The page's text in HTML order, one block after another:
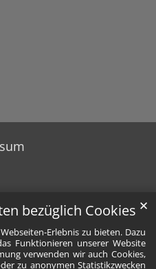
bezüglich Cookies
Erlebnis zu bieten. Dazu
Funktionieren unserer Website
verwenden wir auch Cookies,
zu anonymen Statistikzwecken
✕